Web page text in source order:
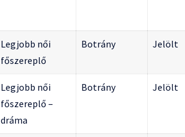
Legjobb női
főszereplő
Botrány Jelölt
Legjobb női
főszereplő –
dráma
Botrány Jelölt